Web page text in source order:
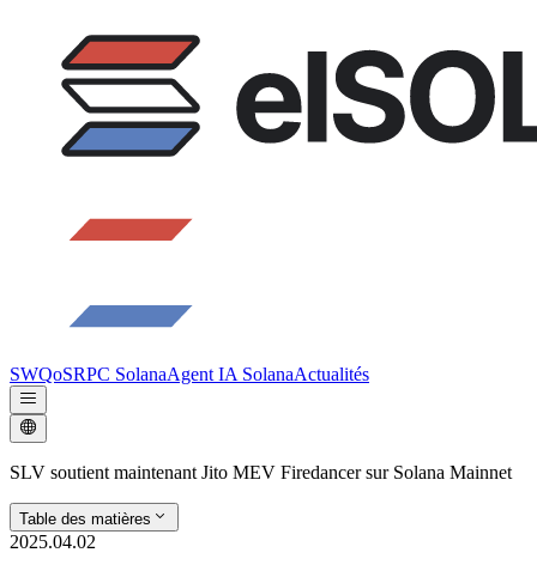
SWQoSRPC SolanaAgent IA SolanaActualités
SLV soutient maintenant Jito MEV Firedancer sur Solana Mainnet
Table des matières
2025.04.02